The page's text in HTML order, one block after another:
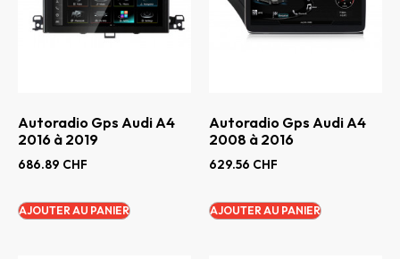
Autoradio Gps Audi A4
2016 à 2019
686.89 CHF
AJOUTER AU PANIER
Autoradio Gps Audi A4
2008 à 2016
629.56 CHF
AJOUTER AU PANIER